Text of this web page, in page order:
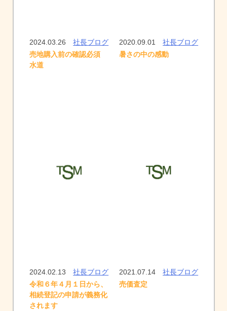
2024.03.26社長ブログ
売地購入前の確認必須
水道
2020.09.01社長ブログ
暑さの中の感動
2024.02.13社長ブログ
令和６年４月１日から、
相続登記の申請が義務化
されます
2021.07.14社長ブログ
売価査定